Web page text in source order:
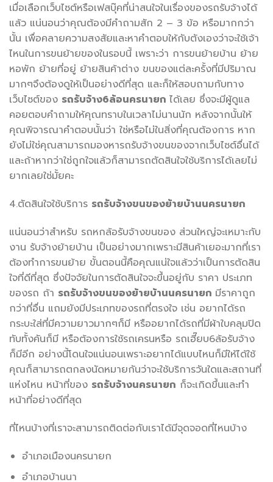
เมื่อเลือกเว็บไซต์หรือเฟสบุ๊คที่น่าสนใจในเรื่องของรถรับจ้างได้
แล้ว แน่นอนว่าคุณต้องมีคำถามสัก 2 – 3 ข้อ หรือมากกว่า
นั้น เพื่อคลายความสงสัยและหาคำตอบให้กับตังเองว่าจะใช้เจ้า
ไหนในการขนย้ายของในรอบนี้ เพราะว่า การขนย้ายบ้าน ย้าย
หอพัก ย้ายที่อยู่ ย้ายสินค้าต่าง ขนของแต่ละครั้งที่มีปริมาณ
มากๆจึงต้องดูให้เป็นอย่างดีที่สุด และก็ให้สอบถามกับทาง
เว็บไซต์ของ รถรับจ้าง6ล้อนครนายก ได้เลย ซึ่งจะมีผู้ดูแล
คอยตอบคำถามให้คุณทราบในเวลาไม่นานนัก หลังจากนั้นให้
คุณพิจารณาคำตอบนั้นว่า ใช่หรือไม่ในสิ่งที่คุณต้องการ หาก
ยังไม่ใช่คุณสามารถมองหารถรับจ้างขนของจากเว็บไซต์อื่นได้
และถ้าหากว่าใช่ถูกใจแล้วก็สามารถตัดสินใจใช้บริการได้เลยไม่
ยากเลยใช่มั้ยคะ
4.ตัดสินใจใช้บริการ รถรับจ้างขนของย้ายบ้านนครนายก
แน่นอนว่าสำหรับ รถหกล้อรับจ้างขนของ ส่วนใหญ่จะเหมาะกับ
งาน รับจ้างย้ายบ้าน เป็นอย่างมากเพราะมีสินค้าเยอะมากที่เรา
ต้องทำการขนย้าย ขั้นตอนนี้คือคุณแน่ใจแล้วว่าเป็นการตัดสิน
ใจที่ดีที่สุด ซึ่งปัจจัยในการตัดสินใจจะขึ้นอยู่กับ ราคา ประเภท
ของรถ ถ้า รถรับจ้างขนของย้ายบ้านนครนายก มีราคาถูก
กว่าที่อื่น แถมยังมีประเภทของรถที่ตรงใจ เช่น อยากได้รถ
กระบะใส่ที่มีความยาวมากๆก็มี หรืออยากได้รถที่มีผ้าใบคลุมปิด
ทับทั้งคันก็มี หรือต้องการใช้รถเครนหรือ รถเฮี๊ยบ6ล้อรับจ้าง
ก็มีอีก อย่างนี้โดนใจแน่นอนเพราะอยากได้แบบไหนก็มีให้ได้ใช้
คุณก็สามารถตกลงนัดหมายกันว่าจะใช้บริการวันใดและสถานที่
แห่งไหน หน้าที่ของ รถรับจ้างนครนายก ก็จะเกิดขึ้นและทำ
หน้าที่อย่างดีที่สุด
ที่ไหนบ้างที่เราจะสามารถติดต่อกับเราได้มีจุดจอดที่ไหนบ้าง
อำเภอเมืองนครนายก
อำเภอบ้านนา